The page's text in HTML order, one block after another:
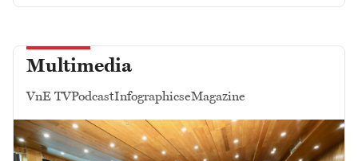
Multimedia
VnE TVPodcastInfographicseMagazine